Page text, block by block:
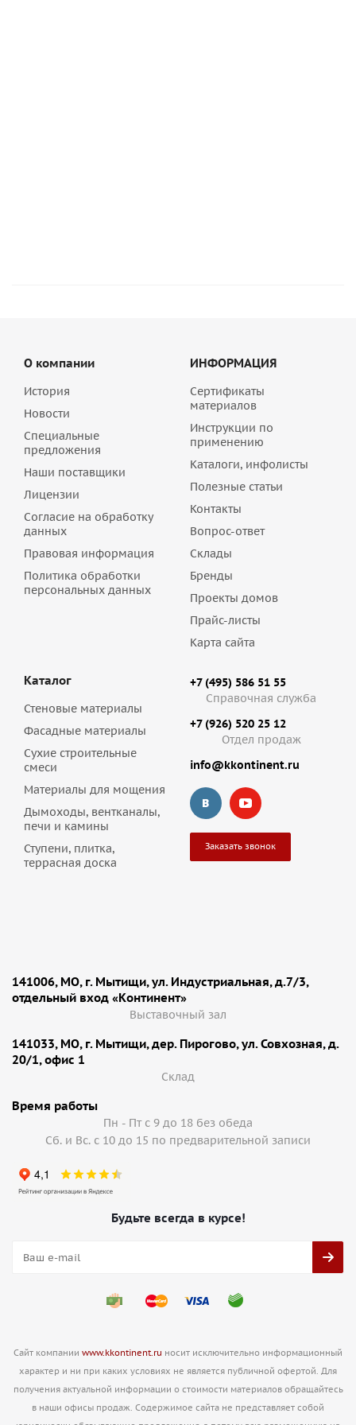
О компании
История
Новости
Специальные
предложения
Наши поставщики
Лицензии
Согласие на обработку
данных
Правовая информация
Политика обработки
персональных данных
ИНФОРМАЦИЯ
Сертификаты
материалов
Инструкции по
применению
Каталоги, инфолисты
Полезные статьи
Контакты
Вопрос-ответ
Склады
Бренды
Проекты домов
Прайс-листы
Карта сайта
Каталог
Стеновые материалы
Фасадные материалы
Сухие строительные
смеси
Материалы для мощения
Дымоходы, вентканалы,
печи и камины
Ступени, плитка,
террасная доска
+7 (495) 586 51 55
Справочная служба
+7 (926) 520 25 12
Отдел продаж
info@kkontinent.ru
Заказать звонок
141006, МО, г. Мытищи, ул. Индустриальная, д.7/3,
отдельный вход «Континент»
Выставочный зал
141033, МО, г. Мытищи, дер. Пирогово, ул. Совхозная, д.
20/1, офис 1
Cклад
Время работы
Пн - Пт с 9 до 18 без обеда
Сб. и Вс. с 10 до 15 по предварительной записи
Будьте всегда в курсе!
Сайт компании www.kkontinent.ru носит исключительно информационный
характер и ни при каких условиях не является публичной офертой. Для
получения актуальной информации о стоимости материалов обращайтесь
в наши офисы продаж. Содержимое сайта не представляет собой